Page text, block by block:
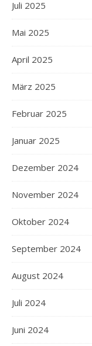
Juli 2025
Mai 2025
April 2025
März 2025
Februar 2025
Januar 2025
Dezember 2024
November 2024
Oktober 2024
September 2024
August 2024
Juli 2024
Juni 2024